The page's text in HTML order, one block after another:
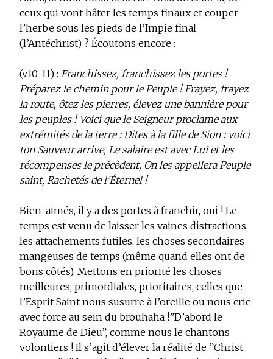
ceux qui vont hâter les temps finaux et couper
l’herbe sous les pieds de l’Impie final
(l’Antéchrist) ? Écoutons encore :
(v.10-11) : Franchissez, franchissez les portes !
Préparez le chemin pour le Peuple ! Frayez, frayez
la route, ôtez les pierres, élevez une bannière pour
les peuples ! Voici que le Seigneur proclame aux
extrémités de la terre : Dites à la fille de Sion : voici
ton Sauveur arrive, Le salaire est avec Lui et les
récompenses le précèdent, On les appellera Peuple
saint, Rachetés de l’Éternel !
Bien-aimés, il y a des portes à franchir, oui ! Le
temps est venu de laisser les vaines distractions,
les attachements futiles, les choses secondaires
mangeuses de temps (même quand elles ont de
bons côtés). Mettons en priorité les choses
meilleures, primordiales, prioritaires, celles que
l’Esprit Saint nous susurre à l’oreille ou nous crie
avec force au sein du brouhaha !”D’abord le
Royaume de Dieu”, comme nous le chantons
volontiers ! Il s’agit d’élever la réalité de ”Christ